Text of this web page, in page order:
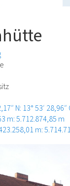
N: 13° 53′ 28,96″
m: 5.712.874,85 m
m: